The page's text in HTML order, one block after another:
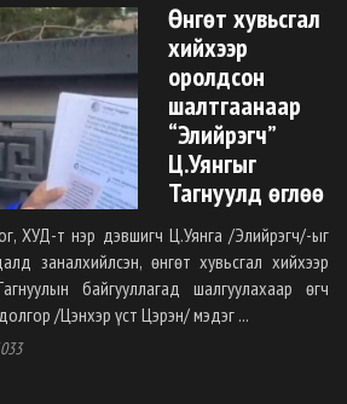
Өнгөт хувьсгал
хийхээр
оролдсон
шалтгаанаар
“Элийрэгч”
Ц.Уянгыг
Тагнуулд өглөө
ХУД-т нэр дэвшигч Ц.Уянга /Элийрэгч/-ыг
заналхийлсэн, өнгөт хувьсгал хийхээр
байгууллагад шалгуулахаар өгч
/Цэнхэр үст Цэрэн/ мэдэг ...